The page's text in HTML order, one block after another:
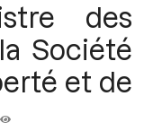
des
Société
et de